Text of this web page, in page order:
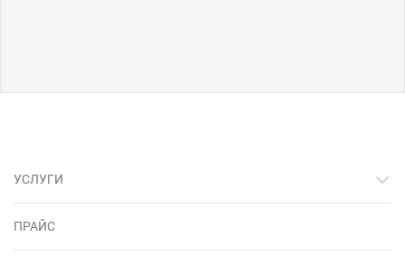
УСЛУГИ
ПРАЙС